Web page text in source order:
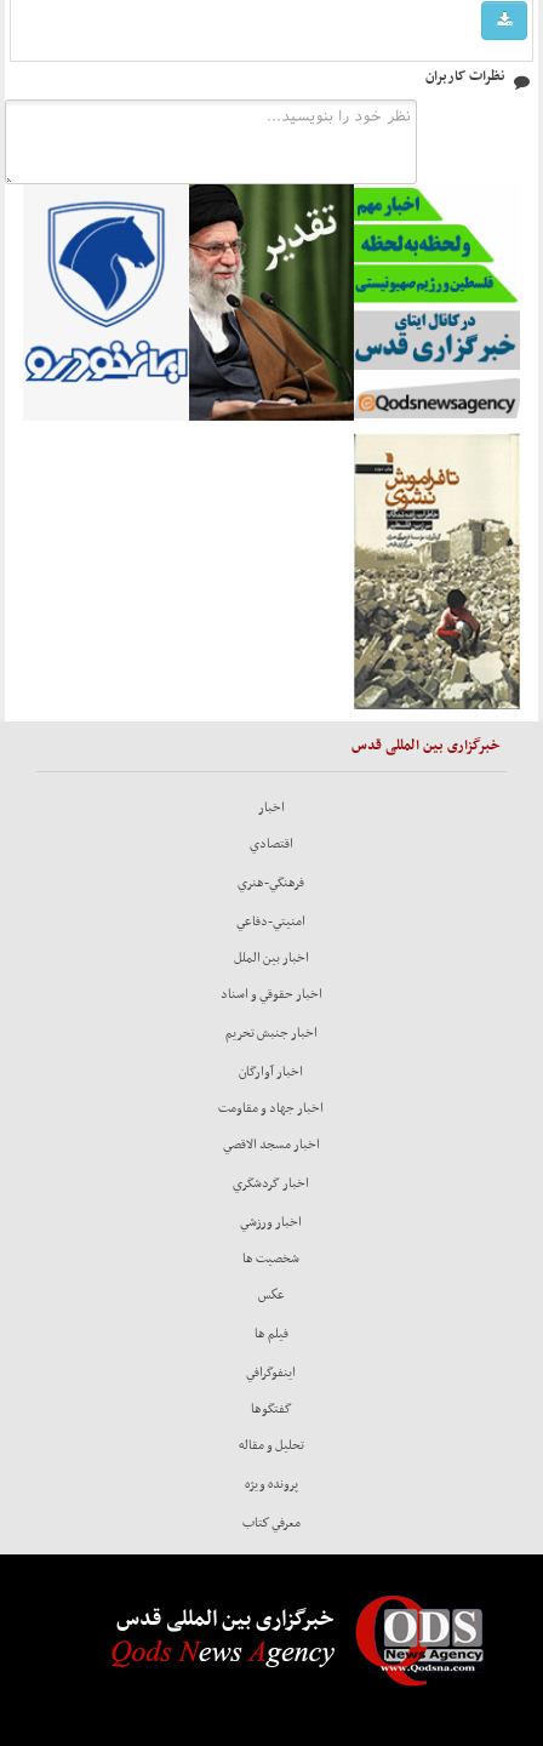
نظرات کاربران
خبرگزاری بین المللی قدس
اخبار
اقتصادي
فرهنگي-هنري
امنيتي-دفاعي
اخبار بين الملل
اخبار حقوقي و اسناد
اخبار جنبش تحريم
اخبار آوارگان
اخبار جهاد و مقاومت
اخبار مسجد الاقصي
اخبار گردشگري
اخبار ورزشي
شخصيت ها
عكس
فيلم ها
اينفوگرافي
گفتگوها
تحليل و مقاله
پرونده ويژه
معرفي كتاب
خبرگزاری بین المللی قدس